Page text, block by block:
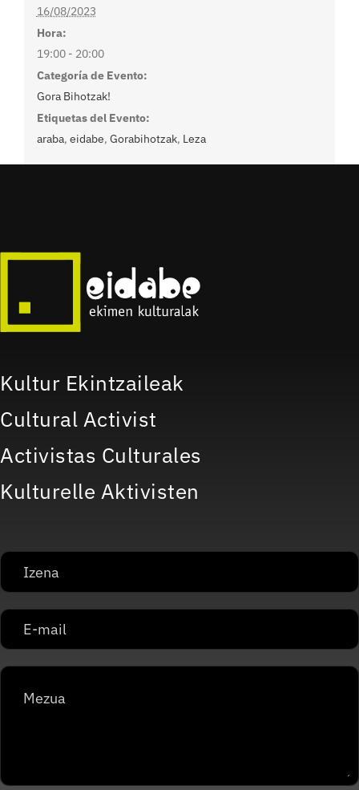
16/08/2023
Hora:
19:00 - 20:00
Categoría de Evento:
Gora Bihotzak!
Etiquetas del Evento:
araba, eidabe, Gorabihotzak, Leza
Kultur Ekintzaileak
Cultural Activist
Activistas Culturales
Kulturelle Aktivisten